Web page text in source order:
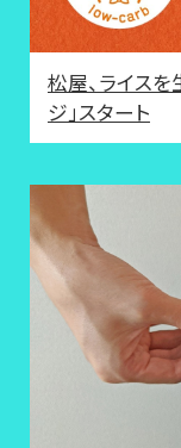
松屋、ライス
ジ」スタート